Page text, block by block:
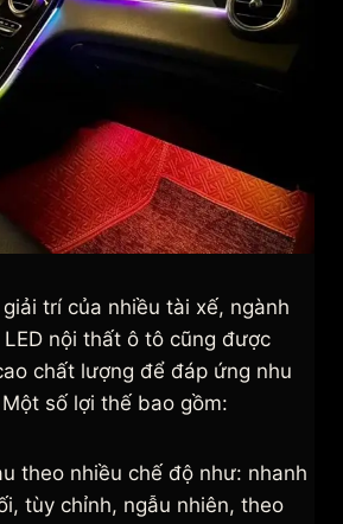
trí của nhiều tài xế, ngành
nội thất ô tô cũng được
chất lượng để đáp ứng nhu
số lợi thế bao gồm:
theo nhiều chế độ như: nhanh
tùy chỉnh, ngẫu nhiên, theo